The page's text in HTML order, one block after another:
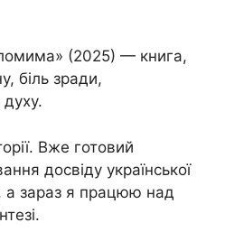
(2025) — книга,
біль зради,
Вже готовий
досвіду української
а зараз я працюю над